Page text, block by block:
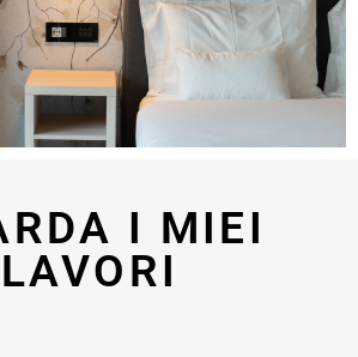
I MIEI
LAVORI